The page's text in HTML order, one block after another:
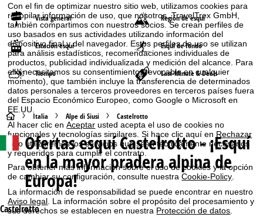
Con el fin de optimizar nuestro sitio web, utilizamos cookies para
recopilar información de uso, que nosotros, TravelTrex GmbH,
también compartimos con nuestros socios. Se crean perfiles de
uso basados en sus actividades utilizando información del
dispositivo final y del navegador. Estos perfiles de uso se utilizan
para análisis estadísticos, recomendaciones individuales de
productos, publicidad individualizada y medición del alcance. Para
ello necesitamos su consentimiento (revocable en cualquier
momento), que también incluye la transferencia de determinados
datos personales a terceros proveedores en terceros países fuera
del Espacio Económico Europeo, como Google o Microsoft en
EE.UU.
Al hacer clic enAceptar usted acepta el uso de cookies no
funcionales y tecnologías similares. Si hace clic aquí en Rechazar
solo utilizaremos los servicios que sean técnicamente necesarios
y requeridos para cumplir el contrato.
Para obtener más información sobre el uso de cookies y la opción
de cambiar su configuración, consulte nuestraCookie-Policy
La información de responsabilidad se puede encontrar en nuestro
Aviso legal . La información sobre el propósito del procesamiento y
sus derechos se establecen en nuestra Protección de datos
Vista general Región de esquí
Estación esquí Esquí de fondo
Tiempo Last-Minute & Deals
P
á
i
n
Italia Alpe di Siusi Castelrotto
Ofertas esquíCastelrotto - ¡Esquí
en la mayor pradera alpina de
Europa!
Castelrotto